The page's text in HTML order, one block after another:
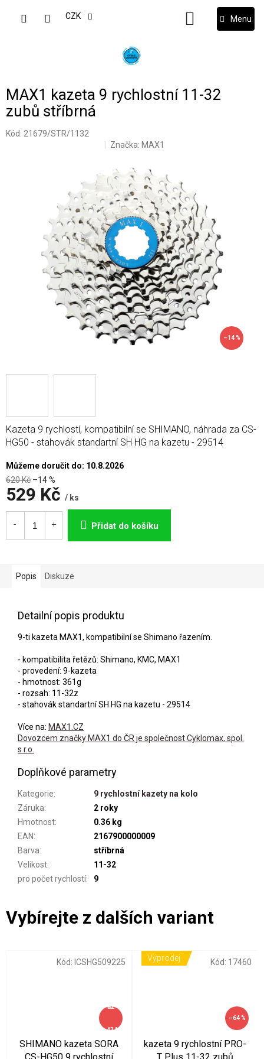
CZK
NÁKUPNÍ
KOŠÍK
MAX1 kazeta 9 rychlostní 11-32
zubů stříbrná
Kód: 21679/STR/1132
Značka: MAX1
–14 %
620 Kč –14 %
529 Kč / ks
Měrná
cena:
Můžeme doručit do: 10.8.2026
Přidat do košíku
Kazeta 9 rychlostí, kompatibilní se SHIMANO, náhrada za CS-
HG50 - stahovák standartní SH HG na kazetu - 29514
Popis Diskuze
Detailní popis produktu
9-ti kazeta MAX1, kompatibilní se Shimano řazením.
- kompatibilita řetězů: Shimano, KMC, MAX1
- provedení: 9-kazeta
- hmotnost: 361g
- rozsah: 11-32z
- stahovák standartní SH HG na kazetu - 29514
Více na: MAX1.CZ
Dovozcem značky MAX1 do ČR je společnost Cyklomax, spol.
s r.o.
Doplňkové parametry
Kategorie:
9 rychlostní kazety na kolo
Záruka:
2 roky
Hmotnost:
0.36 kg
EAN:
2167900000009
Barva:
stříbrná
Velikost:
11-32
pro počet rychlostí: 9
až
–43 %
SHIMANO kazeta SORA
Kód: ICSHG509225 Výprodej
–64 %
kazeta 9 rychlostní PRO-
Kód: 17460